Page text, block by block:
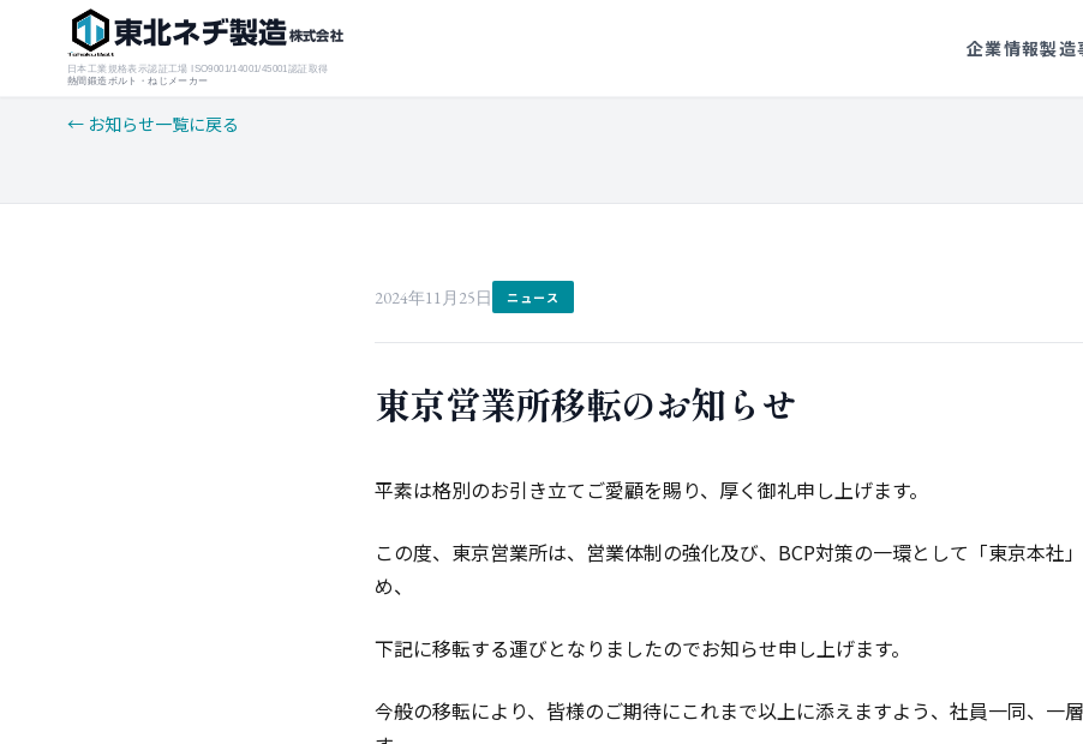
東北ネヂ製造株式会社
日本工業規格表示認証工場 ISO9001/14001/45001認証取得
熱間鍛造ボルト・ねじメーカー
企業情報製造
← お知らせ一覧に戻る
2024年11月25日 ニュース
東京営業所移転のお知らせ
平素は格別のお引き立てご愛顧を賜り、厚く御礼申し上げます。
この度、東京営業所は、営業体制の強化及び、BCP対策の一環として「東京本社
め、
下記に移転する運びとなりましたのでお知らせ申し上げます。
今般の移転により、皆様のご期待にこれまで以上に添えますよう、社員一同、一